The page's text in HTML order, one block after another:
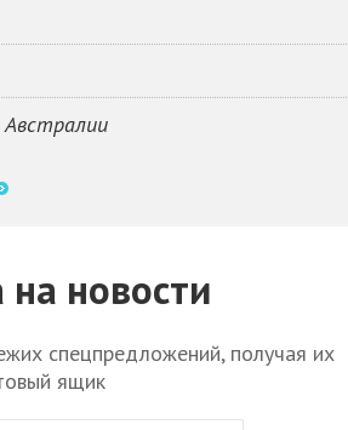
новости
спецпредложений, получая их
ящик